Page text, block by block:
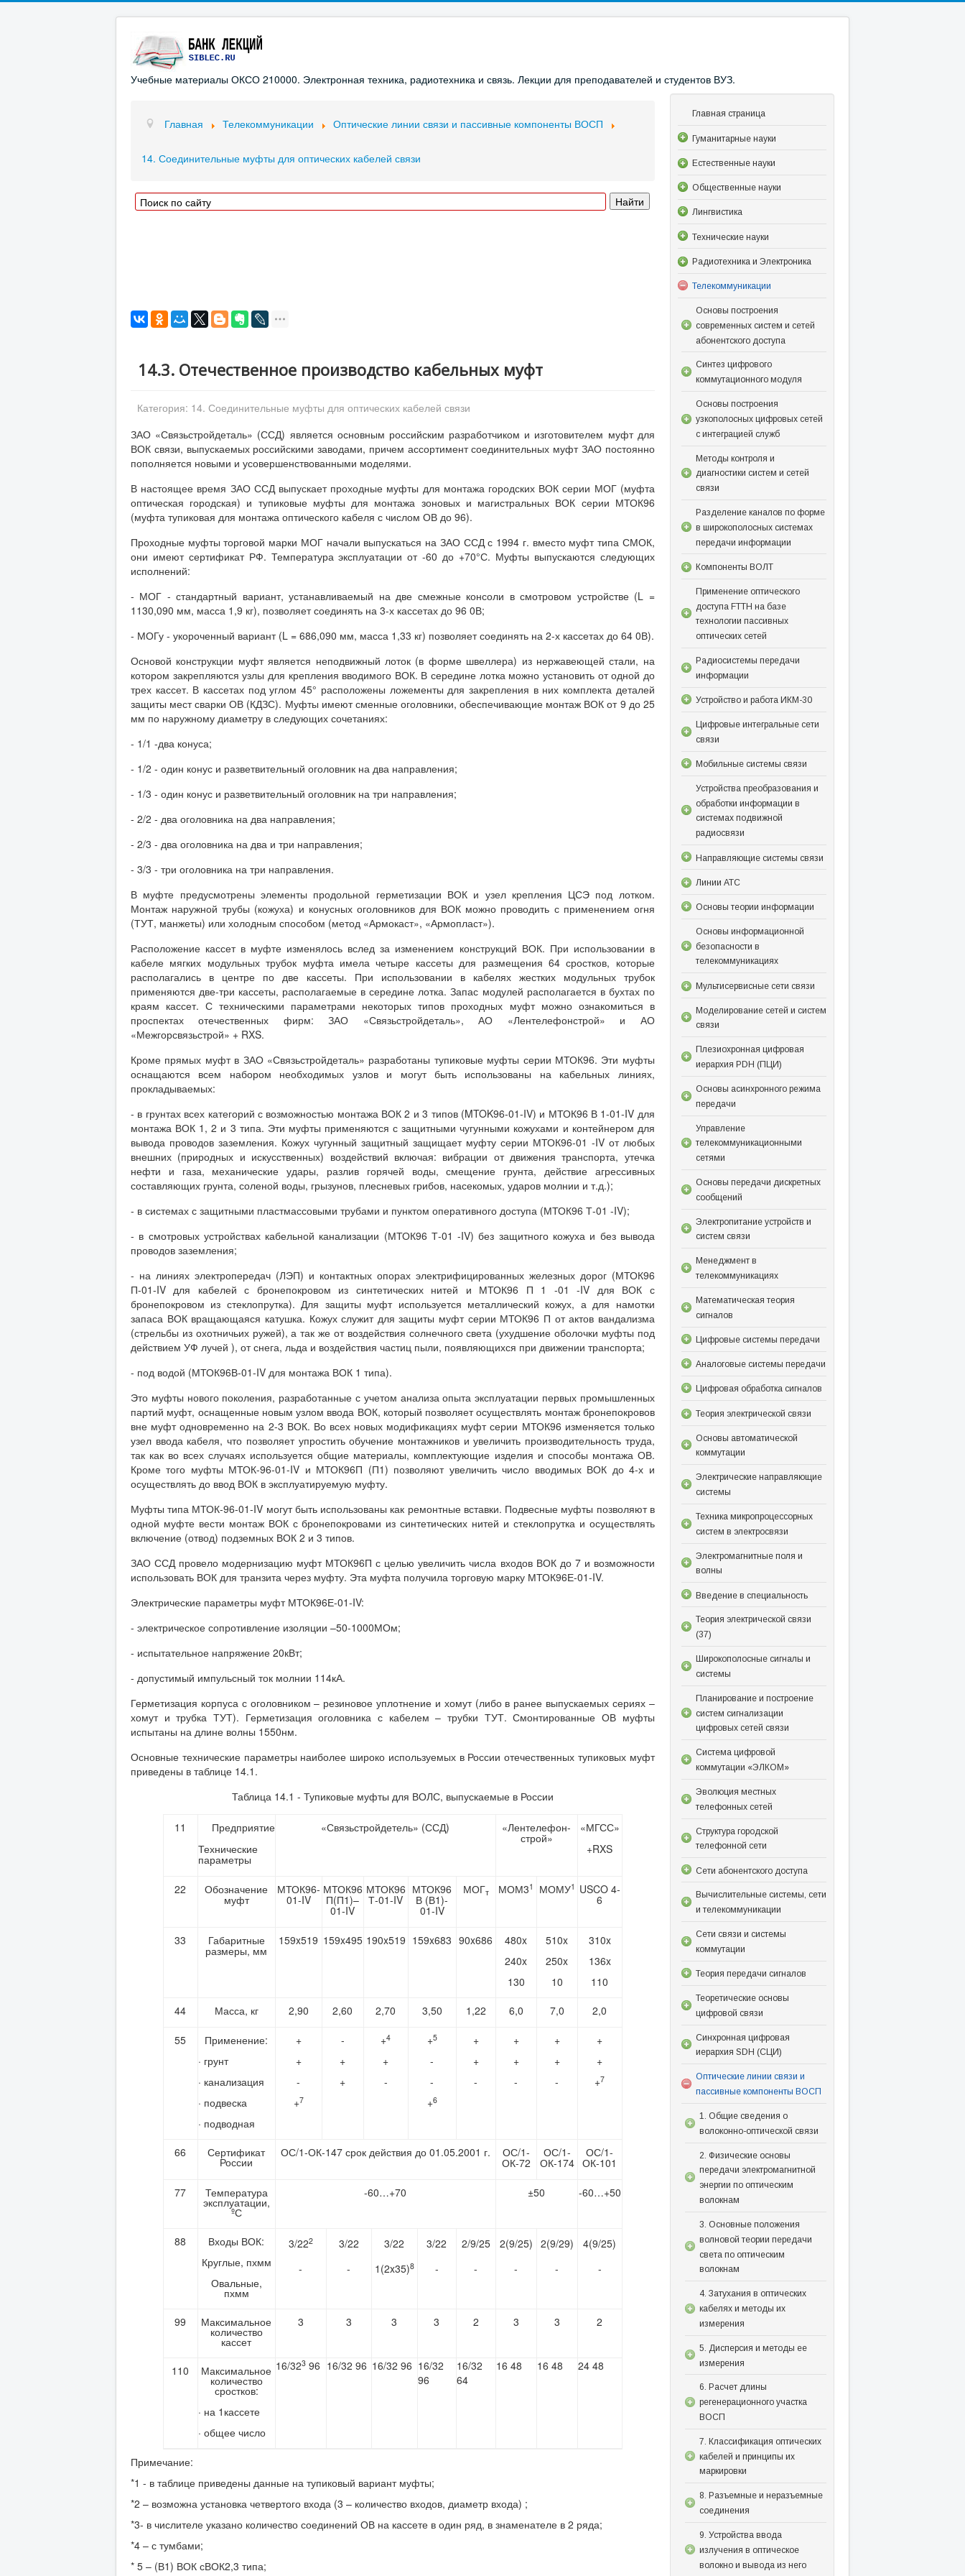
Учебные материалы ОКСО 210000. Электронная техника, радиотехника и связь. Лекции для преподавателей и студентов ВУЗ.
Главная Телекоммуникации Оптические линии связи и пассивные компоненты ВОСП
14. Соединительные муфты для оптических кабелей связи
14.3. Отечественное производство кабельных муфт
Категория: 14. Соединительные муфты для оптических кабелей связи
ЗАО «Связьстройдеталь» (ССД) является основным российским разработчиком и изготовителем муфт для
ВОК связи, выпускаемых российскими заводами, причем ассортимент соединительных муфт ЗАО постоянно
пополняется новыми и усовершенствованными моделями.
В настоящее время ЗАО ССД выпускает проходные муфты для монтажа городских ВОК серии МОГ (муфта
оптическая городская) и тупиковые муфты для монтажа зоновых и магистральных ВОК серии МТОК96
(муфта тупиковая для монтажа оптического кабеля с числом ОВ до 96).
Проходные муфты торговой марки МОГ начали выпускаться на ЗАО ССД с 1994 г. вместо муфт типа СМОК,
они имеют сертификат РФ. Температура эксплуатации от -60 до +70°С. Муфты выпускаются следующих
исполнений:
- МОГ - стандартный вариант, устанавливаемый на две смежные консоли в смотровом устройстве (L =
1130,090 мм, масса 1,9 кг), позволяет соединять на 3-х кассетах до 96 0В;
- МОГу - укороченный вариант (L = 686,090 мм, масса 1,33 кг) позволяет соединять на 2-х кассетах до 64 0В).
Основой конструкции муфт является неподвижный лоток (в форме швеллера) из нержавеющей стали, на
котором закрепляются узлы для крепления вводи­мого ВОК. В середине лотка можно установить от одной до
трех кассет. В кассетах под углом 45° расположены ложементы для закрепления в них комплекта деталей
защиты мест сварки ОВ (КДЗС). Муфты имеют сменные оголовники, обеспечивающие монтаж ВОК от 9 до 25
мм по наружному диаметру в следующих сочетаниях:
- 1/1 -два конуса;
- 1/2 - один конус и разветвительный оголовник на два направления;
- 1/3 - один конус и разветвительный оголовник на три направления;
- 2/2 - два оголовника на два направления;
- 2/3 - два оголовника на два и три направления;
- 3/3 - три оголовника на три направления.
В муфте предусмотрены элементы продольной герметизации ВОК и узел крепления ЦСЭ под лотком.
Монтаж наружной трубы (кожуха) и конусных оголовников для ВОК можно проводить с применением огня
(ТУТ, манжеты) или холодным способом (метод «Армокаст», «Армопласт»).
Расположение кассет в муфте изменялось вслед за изменением конструкций ВОК. При использовании в
кабеле мягких модульных трубок муфта имела четыре кассеты для размещения 64 сростков, которые
располагались в центре по две кассеты. При использовании в кабелях жестких модульных трубок
применяются две-три кассеты, располагаемые в середине лотка. Запас модулей располагается в бухтах по
краям кассет. С техническими параметрами некоторых типов проходных муфт можно ознакомиться в
проспектах отечественных фирм: ЗАО «Связьстройдеталь», АО «Лентелефонстрой» и АО
«Межгорсвязьстрой» + RXS.
Кроме прямых муфт в ЗАО «Связьстройдеталь» разработаны тупиковые муфты серии МТОК96. Эти муфты
оснащаются всем набором необходимых узлов и могут быть использованы на кабельных линиях,
прокладываемых:
- в грунтах всех категорий с возможностью монтажа ВОК 2 и 3 типов (MTOK96-01-IV) и МТОК96 В 1-01-IV для
монтажа ВОК 1, 2 и 3 типа. Эти муфты применяются с защитными чугунными кожухами и контейнером для
вывода проводов заземления. Кожух чугунный защитный защищает муфту серии МТОК96-01 -IV от любых
внешних (природных и искусственных) воздействий включая: вибрации от движения транспорта, утечка
нефти и газа, механические удары, разлив горячей воды, смещение грунта, действие агрессивных
составляющих грунта, соленой воды, грызунов, плесневых грибов, насекомых, ударов молнии и т.д.);
- в системах с защитными пластмассовыми трубами и пунктом оперативного доступа (МТОК96 Т-01 -IV);
- в смотровых устройствах кабельной канализации (МТОК96 Т-01 -IV) без защитного кожуха и без вывода
проводов заземления;
- на линиях электропередач (ЛЭП) и контактных опорах электрифицированных железных дорог (МТОК96
П-01-IV для кабелей с бронепокровом из синтетиче­ских нитей и МТОК96 П 1 -01 -IV для ВОК с
бронепокровом из стеклопрутка). Для защиты муфт используется металлический кожух, а для намотки
запаса ВОК вращающаяся катушка. Кожух служит для защиты муфт серии МТОК96 П от актов вандализма
(стрельбы из охотничьих ружей), а так же от воздействия солнечного света (ухудшение оболочки муфты под
действием УФ лучей ), от снега, льда и воздействия частиц пыли, появляющихся при движении транспорта;
- под водой (МТОК96В-01-IV для монтажа ВОК 1 типа).
Это муфты нового поколения, разработанные с учетом анализа опыта эксплуатации первых промышленных
партий муфт, оснащенные новым узлом ввода ВОК, который позволяет осуществлять монтаж бронепокровов
вне муфт одновременно на 2-3 ВОК. Во всех новых модификациях муфт серии МТОК96 изменяется только
узел ввода кабеля, что позволяет упростить обучение монтажников и увеличить производительность труда,
так как во всех случаях используется общие материалы, комплектующие изделия и способы монтажа ОВ.
Кроме того муфты МТОК-96-01-IV и МТОК96П (П1) позволяют увеличить число вводимых ВОК до 4-х и
осуществлять до ввод ВОК в эксплуатируемую муфту.
Муфты типа МТОК-96-01-IV могут быть использованы как ремонтные вставки. Подвесные муфты позволяют в
одной муфте вести монтаж ВОК с бронепокровами из синтетических нитей и стеклопрутка и осуществлять
включение (отвод) подземных ВОК 2 и 3 типов.
ЗАО ССД провело модернизацию муфт МТОК96П с целью увеличить числа входов ВОК до 7 и возможности
использовать ВОК для транзита через муфту. Эта муфта получила торговую марку МТОК96Е-01-IV.
Электрические параметры муфт МТОК96Е-01-IV:
- электрическое сопротивление изоляции –50-1000МОм;
- испытательное напряжение 20кВт;
- допустимый импульсный ток молнии 114кА.
Герметизация корпуса с оголовником – резиновое уплотнение и хомут (либо в ранее выпускаемых сериях –
хомут и трубка ТУТ). Герметизация оголовника с кабелем – трубки ТУТ. Смонтированные ОВ муфты
испытаны на длине волны 1550нм.
Основные технические параметры наиболее широко используемых в России отечественных тупиковых муфт
приведены в таблице 14.1.
Таблица 14.1 - Тупиковые муфты для ВОЛС, выпускаемые в России
11
Предприятие
Технические
параметры
«Связьстройдетель» (ССД) «Лентелефон-
строй»
«МГСС»
+RXS
22 Обозначение
муфт
МТОК96-
01-IV
МТОК96
П(П1)–
01-IV
МТОК96
Т-01-IV
МТОК96
В (В1)-
01-IV
МОГт МОМ31 МОМУ1 USCO 4-
6
33 Габаритные
размеры, мм
159x519 159x495 190x519 159x683 90x686
480x
240x
130
510x
250x
10
310x
136x
110
44
Масса, кг 2,90 2,60 2,70 3,50 1,22 6,0 7,0 2,0
55
Применение:
· грунт
· канализация
· подвеска
· подводная
+
+
-
+7
-
+
+
+4
+
-
+5
-
-
+6
+
+
-
+
+
-
+
+
-
+
+
+7
66 Сертификат
России
ОС/1-ОК-147 срок действия до 01.05.2001 г. ОС/1-
ОК-72
ОС/1-
ОК-174
ОС/1-
ОК-101
77 Температура
эксплуатации,
ºС
-60…+70 ±50 -60…+50
88
Входы ВОК:
Круглые, пхмм
Овальные,
пхмм
3/222
-
3/22
-
3/22
1(2x35)8
3/22
-
2/9/25
-
2(9/25)
-
2(9/29)
-
4(9/25)
-
99 Максимальное
количество
кассет
3 3 3 3 2 3 3 2
110 Максимальное
количество
сростков:
· на 1кассете
· общее число
16/32396 16/32 96 16/32 96 16/32
96
16/32
64
16 48 16 48 24 48
Примечание:
*1 - в таблице приведены данные на тупиковый вариант муфты;
*2 – возможна установка четвертого входа (3 – количество входов, диаметр входа) ;
*3- в числителе указано количество соединений ОВ на кассете в один ряд, в знаменателе в 2 ряда;
*4 – с тумбами;
* 5 – (В1) ВОК сВОК2,3 типа;
Главная страница
Гуманитарные науки
Естественные науки
Общественные науки
Лингвистика
Технические науки
Радиотехника и Электроника
Телекоммуникации
Основы построения
современных систем и сетей
абонентского доступа
Синтез цифрового
коммутационного модуля
Основы построения
узкополосных цифровых сетей
с интеграцией служб
Методы контроля и
диагностики систем и сетей
связи
Разделение каналов по форме
в широкополосных системах
передачи информации
Компоненты ВОЛТ
Применение оптического
доступа FTTH на базе
технологии пассивных
оптических сетей
Радиосистемы передачи
информации
Устройство и работа ИКМ-30
Цифровые интегральные сети
связи
Мобильные системы связи
Устройства преобразования и
обработки информации в
системах подвижной
радиосвязи
Направляющие системы связи
Линии АТС
Основы теории информации
Основы информационной
безопасности в
телекоммуникациях
Мультисервисные сети связи
Моделирование сетей и систем
связи
Плезиохронная цифровая
иерархия PDH (ПЦИ)
Основы асинхронного режима
передачи
Управление
телекоммуникационными
сетями
Основы передачи дискретных
сообщений
Электропитание устройств и
систем связи
Менеджмент в
телекоммуникациях
Математическая теория
сигналов
Цифровые системы передачи
Аналоговые системы передачи
Цифровая обработка сигналов
Теория электрической связи
Основы автоматической
коммутации
Электрические направляющие
системы
Техника микропроцессорных
систем в электросвязи
Электромагнитные поля и
волны
Введение в специальность
Теория электрической связи
(37)
Широкополосные сигналы и
системы
Планирование и построение
систем сигнализации
цифровых сетей связи
Система цифровой
коммутации «ЭЛКОМ»
Эволюция местных
телефонных сетей
Структура городской
телефонной сети
Сети абонентского доступа
Вычислительные системы, сети
и телекоммуникации
Сети связи и системы
коммутации
Теория передачи сигналов
Теоретические основы
цифровой связи
Синхронная цифровая
иерархия SDH (СЦИ)
Оптические линии связи и
пассивные компоненты ВОСП
1. Общие сведения о
волоконно-оптической связи
2. Физические основы
передачи электромагнитной
энергии по оптическим
волокнам
3. Основные положения
волновой теории передачи
света по оптическим
волокнам
4. Затухания в оптических
кабелях и методы их
измерения
5. Дисперсия и методы ее
измерения
6. Расчет длины
регенерационного участка
ВОСП
7. Классификация оптических
кабелей и принципы их
маркировки
8. Разъемные и неразъемные
соединения
9. Устройства ввода
излучения в оптическое
волокно и вывода из него